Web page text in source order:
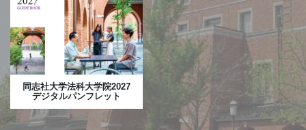
同志社大学法科大学院2027
デジタルパンフレット